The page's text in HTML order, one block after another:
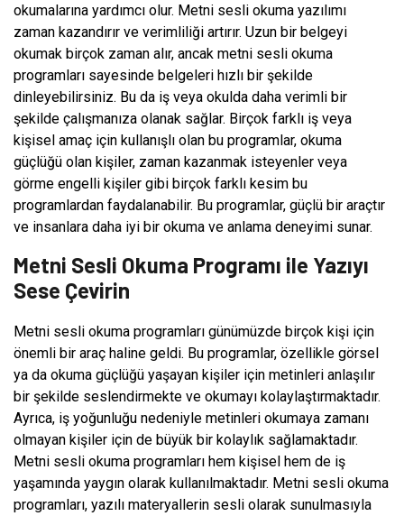
okumalarına yardımcı olur. Metni sesli okuma yazılımı
zaman kazandırır ve verimliliği artırır. Uzun bir belgeyi
okumak birçok zaman alır, ancak metni sesli okuma
programları sayesinde belgeleri hızlı bir şekilde
dinleyebilirsiniz. Bu da iş veya okulda daha verimli bir
şekilde çalışmanıza olanak sağlar. Birçok farklı iş veya
kişisel amaç için kullanışlı olan bu programlar, okuma
güçlüğü olan kişiler, zaman kazanmak isteyenler veya
görme engelli kişiler gibi birçok farklı kesim bu
programlardan faydalanabilir. Bu programlar, güçlü bir araçtır
ve insanlara daha iyi bir okuma ve anlama deneyimi sunar.
Metni Sesli Okuma Programı ile Yazıyı
Sese Çevirin
Metni sesli okuma programları günümüzde birçok kişi için
önemli bir araç haline geldi. Bu programlar, özellikle görsel
ya da okuma güçlüğü yaşayan kişiler için metinleri anlaşılır
bir şekilde seslendirmekte ve okumayı kolaylaştırmaktadır.
Ayrıca, iş yoğunluğu nedeniyle metinleri okumaya zamanı
olmayan kişiler için de büyük bir kolaylık sağlamaktadır.
Metni sesli okuma programları hem kişisel hem de iş
yaşamında yaygın olarak kullanılmaktadır. Metni sesli okuma
programları, yazılı materyallerin sesli olarak sunulmasıyla